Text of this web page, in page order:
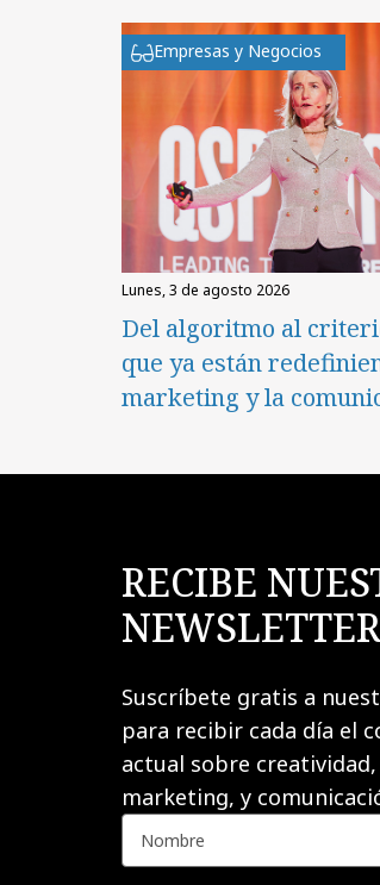
Empresas y Negocios
lunes, 3 de agosto 2026
Del algoritmo al
que ya están
marketing y la
RECIBE
NEWSLETTER
Suscríbete gratis a
para recibir cada día el
actual sobre
marketing, y